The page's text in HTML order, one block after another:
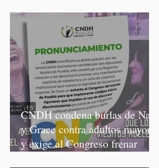
CNDH condena burlas de Nay
y Grace contra adultos mayores
y exige al Congreso frenar